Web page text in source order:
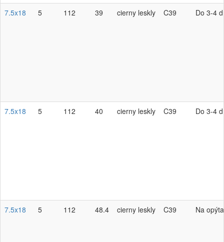
7.5x18 5 112 39 cierny leskly C39 Do 3-4
7.5x18 5 112 40 cierny leskly C39 Do 3-4
7.5x18 5 112 48.4 cierny leskly C39 Na